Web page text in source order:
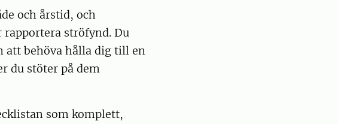
och årstid, och
rapportera ströfynd. Du
att behöva hålla dig till en
du stöter på dem
som komplett,